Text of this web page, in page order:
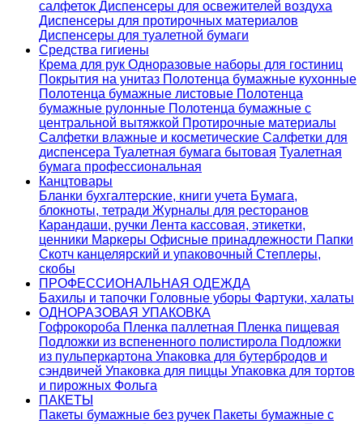
салфеток Диспенсеры для освежителей воздуха
Диспенсеры для протирочных материалов
Диспенсеры для туалетной бумаги
Средства гигиены
Крема для рук Одноразовые наборы для гостиниц
Покрытия на унитаз Полотенца бумажные кухонные
Полотенца бумажные листовые Полотенца
бумажные рулонные Полотенца бумажные с
центральной вытяжкой Протирочные материалы
Салфетки влажные и косметические Салфетки для
диспенсера Туалетная бумага бытовая Туалетная
бумага профессиональная
Канцтовары
Бланки бухгалтерские, книги учета Бумага,
блокноты, тетради Журналы для ресторанов
Карандаши, ручки Лента кассовая, этикетки,
ценники Маркеры Офисные принадлежности Папки
Скотч канцелярский и упаковочный Степлеры,
скобы
ПРОФЕССИОНАЛЬНАЯ ОДЕЖДА
Бахилы и тапочки Головные уборы Фартуки, халаты
ОДНОРАЗОВАЯ УПАКОВКА
Гофрокороба Пленка паллетная Пленка пищевая
Подложки из вспененного полистирола Подложки
из пульперкартона Упаковка для бутербродов и
сэндвичей Упаковка для пиццы Упаковка для тортов
и пирожных Фольга
ПАКЕТЫ
Пакеты бумажные без ручек Пакеты бумажные с